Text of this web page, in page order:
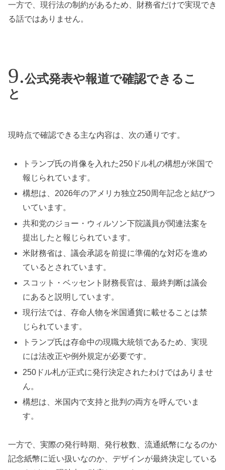
一方で、現行法の制約があるため、財務省だけで実現でき
る話ではありません。
公式発表や報道で確認できるこ
と
現時点で確認できる主な内容は、次の通りです。
トランプ氏の肖像を入れた250ドル札の構想が米国で
報じられています。
構想は、2026年のアメリカ独立250周年記念と結びつ
いています。
共和党のジョー・ウィルソン下院議員が関連法案を
提出したと報じられています。
米財務省は、議会承認を前提に準備的な対応を進め
ているとされています。
スコット・ベッセント財務長官は、最終判断は議会
にあると説明しています。
現行法では、存命人物を米国通貨に載せることは禁
じられています。
トランプ氏は存命中の現職大統領であるため、実現
には法改正や例外規定が必要です。
250ドル札が正式に発行決定されたわけではありませ
ん。
構想は、米国内で支持と批判の両方を呼んでいま
す。
一方で、実際の発行時期、発行枚数、流通紙幣になるのか
記念紙幣に近い扱いなのか、デザインが最終決定している